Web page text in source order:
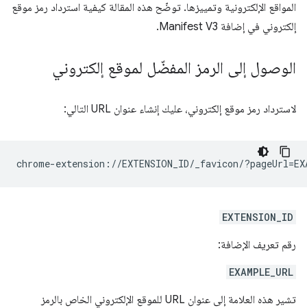
المواقع الإلكترونية وتمييزها. توضّح هذه المقالة كيفية استرداد رمز موقع
إلكتروني في إضافة Manifest V3.
الوصول إلى الرمز المفضّل لموقع إلكتروني
لاسترداد رمز موقع إلكتروني، عليك إنشاء عنوان URL التالي:
EXTENSION_ID
رقم تعريف الإضافة:
EXAMPLE_URL
تشير هذه العلامة إلى عنوان URL للموقع الإلكتروني الخاص بالرمز